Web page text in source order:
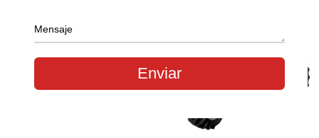
Mensaje
Enviar